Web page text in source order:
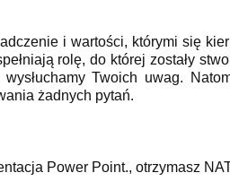
i wartości, którymi się
rolę, do której zostały
Twoich uwag.
żadnych pytań.
Power Point., otrzymasz